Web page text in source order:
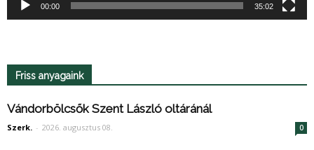
00:00 35:02
Friss anyagaink
Vándorbölcsők Szent László oltáránál
Szerk. - 2026. augusztus 08. 0